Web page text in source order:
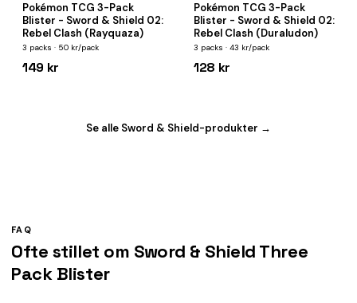
Pokémon TCG 3-Pack
Blister - Sword & Shield 02:
Rebel Clash (Rayquaza)
3 packs · 50 kr/pack
149 kr
Pokémon TCG 3-Pack
Blister - Sword & Shield 02:
Rebel Clash (Duraludon)
3 packs · 43 kr/pack
128 kr
Se alle Sword & Shield-produkter →
FAQ
Ofte stillet om Sword & Shield Three
Pack Blister